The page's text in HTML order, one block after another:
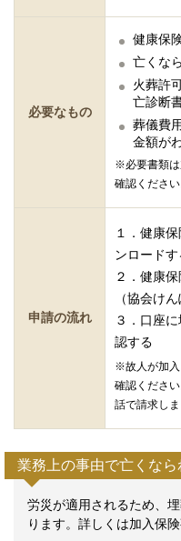
必要なもの
健康保
亡くな
火葬許
亡診断
葬儀費
金額が
※必要書類は
確認ください
申請の流れ
１．健康
ンロード
２．健康
（協会け
３．口座
認する
※故人が加入
確認くださ
話で請求しま
業務上の事由で亡くなら
労災が適用されるため、
ります。詳しくは加入保